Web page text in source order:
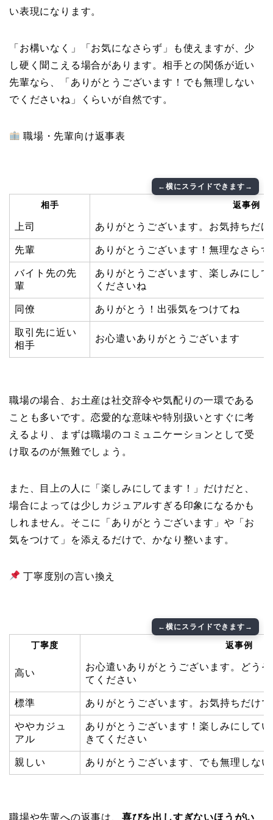
い表現になります。
「お構いなく」「お気になさらず」も使えますが、少
し硬く聞こえる場合があります。相手との関係が近い
先輩なら、「ありがとうございます！でも無理しない
でくださいね」くらいが自然です。
職場・先輩向け返事表
相手 返事例
上司 ありがとうございます。お気持ちだ
先輩 ありがとうございます！無理なさら
バイト先の先
輩
ありがとうございます、楽しみにし
くださいね
同僚 ありがとう！出張気をつけてね
取引先に近い
相手
お心遣いありがとうございます
職場の場合、お土産は社交辞令や気配りの一環である
ことも多いです。恋愛的な意味や特別扱いとすぐに考
えるより、まずは職場のコミュニケーションとして受
け取るのが無難でしょう。
また、目上の人に「楽しみにしてます！」だけだと、
場合によっては少しカジュアルすぎる印象になるかも
しれません。そこに「ありがとうございます」や「お
気をつけて」を添えるだけで、かなり整います。
丁寧度別の言い換え
丁寧度 返事例
高い
お心遣いありがとうございます。どう
てください
標準 ありがとうございます。お気持ちだけ
ややカジュ
アル
ありがとうございます！楽しみにして
きてください
親しい ありがとうございます、でも無理しな
職場や先輩への返事は、 喜びを出しすぎないほうがい